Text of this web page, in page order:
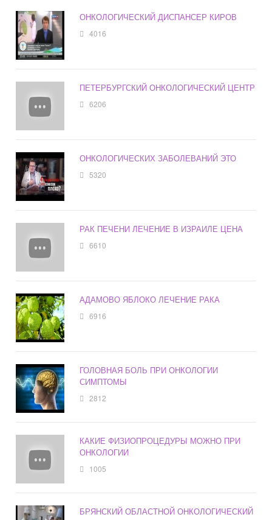
ОНКОЛОГИЧЕСКИЙ ДИСПАНСЕР КИРОВ
4016
ПЕТЕРБУРГСКИЙ ОНКОЛОГИЧЕСКИЙ ЦЕНТР
6206
ОНКОЛОГИЧЕСКИХ ЗАБОЛЕВАНИЙ ЭТО
5320
РАК ПЕЧЕНИ ЛЕЧЕНИЕ В ИЗРАИЛЕ ЦЕНА
6610
АДАМОВО ЯБЛОКО ЛЕЧЕНИЕ РАКА
6916
ГОЛОВНАЯ БОЛЬ ПРИ ОНКОЛОГИИ
СИМПТОМЫ
2812
КАКИЕ ФИЗИОПРОЦЕДУРЫ МОЖНО ПРИ
ОНКОЛОГИИ
1005
БРЯНСКИЙ ОБЛАСТНОЙ ОНКОЛОГИЧЕСКИЙ